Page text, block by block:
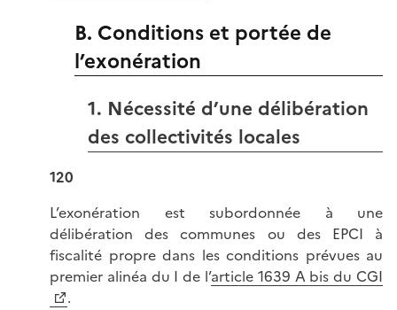
B. Conditions et portée de
l’exonération
1. Nécessité d’une délibération
des collectivités locales
120
L’exonération est subordonnée à une
délibération des communes ou des EPCI à
fiscalité propre dans les conditions prévues au
premier alinéa du I de l’article 1639 A bis du CGI
.